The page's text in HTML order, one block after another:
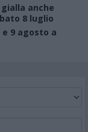
anche
8 luglio
e 9 agosto a